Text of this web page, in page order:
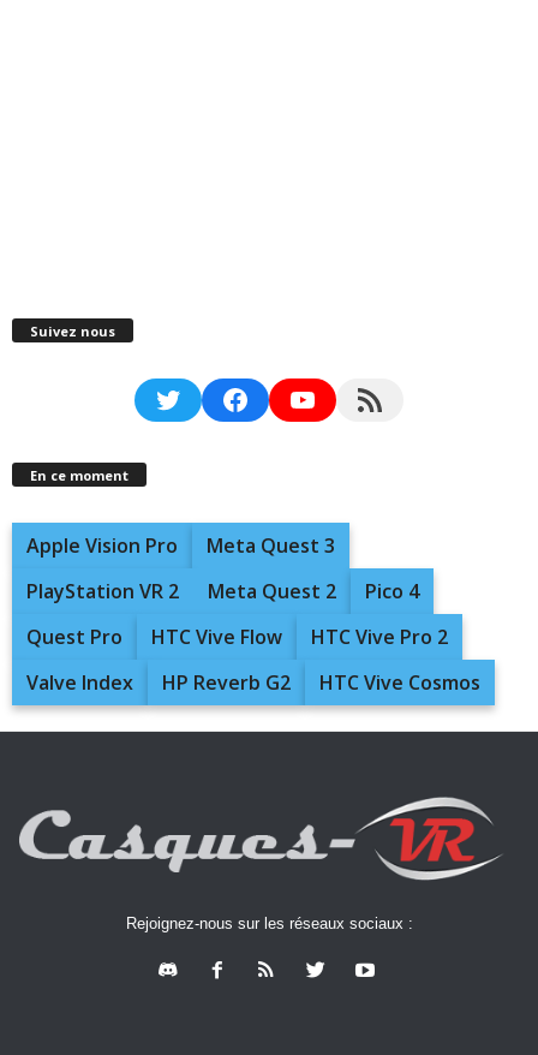
Suivez nous
TwitterFacebookYouTubeRSS Feed
En ce moment
Apple Vision Pro
Meta Quest 3
PlayStation VR 2
Meta Quest 2
Pico 4
Quest Pro
HTC Vive Flow
HTC Vive Pro 2
Valve Index
HP Reverb G2 HTC Vive Cosmos
Rejoignez-nous sur les réseaux sociaux :